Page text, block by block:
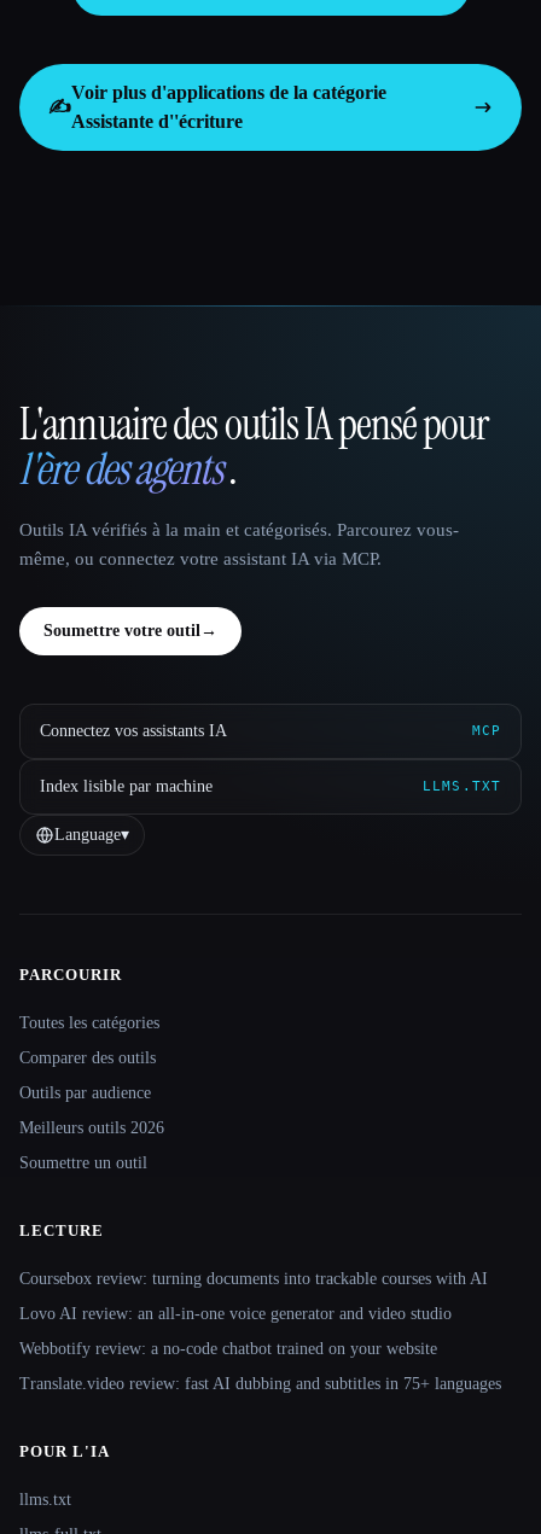
✍️
Voir plus d'applications de la catégorie
Assistante d''écriture
That AI Collection
L'annuaire des outils IA pensé pour
l'ère des agents.
Outils IA vérifiés à la main et catégorisés. Parcourez vous-
même, ou connectez votre assistant IA via MCP.
Soumettre votre outil→
Connectez vos assistants IA MCP
Index lisible par machine LLMS.TXT
Language▾
Site navigation
PARCOURIR
Toutes les catégories
Comparer des outils
Outils par audience
Meilleurs outils 2026
Soumettre un outil
LECTURE
Coursebox review: turning documents into trackable courses with AI
Lovo AI review: an all-in-one voice generator and video studio
Webbotify review: a no-code chatbot trained on your website
Translate.video review: fast AI dubbing and subtitles in 75+ languages
POUR L'IA
llms.txt